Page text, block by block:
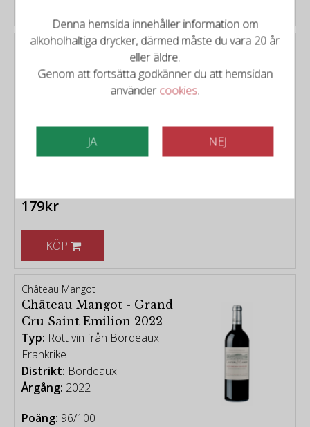
Riolite Vini - Borgo Al Pascolo
Borgo al Pascolo - Chianti
Nuova Generazione 2022
Rött vin från Toscana
Årgång:2022
Poäng:99/100
179kr
KÖP
Château Mangot
Château Mangot - Grand
Cru Saint Emilion 2022
Typ: Rött vin från Bordeaux
Frankrike
Distrikt: Bordeaux
Årgång: 2022
Poäng: 96/100
Denna hemsida innehåller information om
alkoholhaltiga drycker, därmed måste du vara 20 år
eller äldre.
Genom att fortsätta godkänner du att hemsidan
användercookies.
JA NEJ